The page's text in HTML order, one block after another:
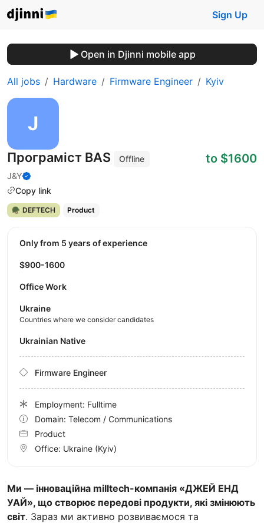
Sign Up
Open in Djinni mobile app
All jobs Hardware Firmware Engineer Kyiv
Програміст BAS
Offline
J&Y
Copy link
to $1600
🪖 DEFTECH Product
Ми — інноваційна milltech-компанія «ДЖЕЙ ЕНД
УАЙ», що створює передові продукти, які змінюють
світ. Зараз ми активно розвиваємося та
Only from 5 years of experience
$900-1600
Office Work
Ukraine
Countries where we consider candidates
Ukrainian Native
Firmware Engineer
Employment: Fulltime
Domain: Telecom / Communications
Product
Office: Ukraine (Kyiv)